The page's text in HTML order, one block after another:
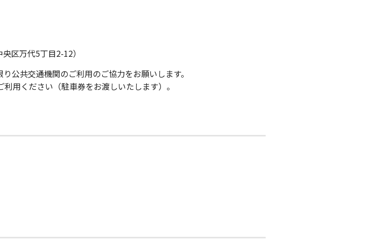
区万代5丁目2-12）
公共交通機関のご利用のご協力をお願いします。
用ください（駐車券をお渡しいたします）。